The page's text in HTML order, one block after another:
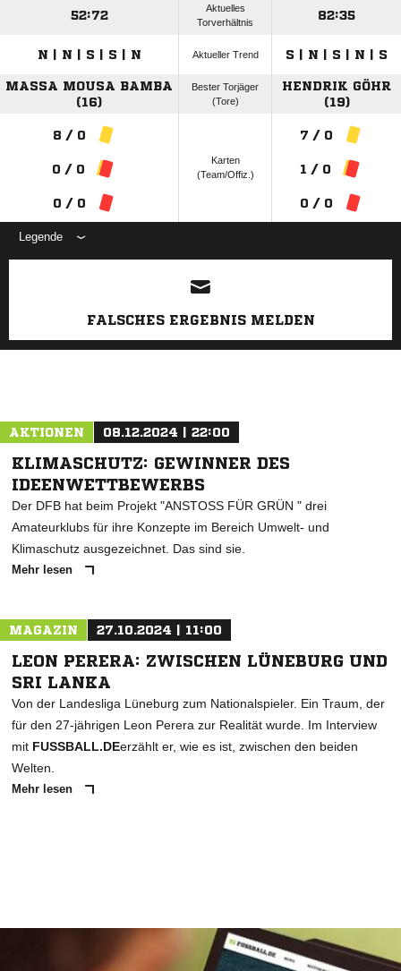
52:72
Aktuelles
Torverhältnis
82:35
N | N | S | S | N Aktueller Trend S | N | S | N | S
MASSA MOUSA BAMBA
(16)
Bester Torjäger
(Tore)
HENDRIK GÖHR
(19)
8 / 0
0 / 0
0 / 0
Karten
(Team/Offiz.)
7 / 0
1 / 0
0 / 0
Legende
ANZEIGE
FALSCHES ERGEBNIS MELDEN
AKTIONEN 08.12.2024 | 22:00
KLIMASCHUTZ: GEWINNER DES
IDEENWETTBEWERBS
Der DFB hat beim Projekt "ANSTOSS FÜR GRÜN " drei
Amateurklubs für ihre Konzepte im Bereich Umwelt- und
Klimaschutz ausgezeichnet. Das sind sie.
Mehr lesen
MAGAZIN 27.10.2024 | 11:00
LEON PERERA: ZWISCHEN LÜNEBURG UND
SRI LANKA
Von der Landesliga Lüneburg zum Nationalspieler. Ein Traum, der
für den 27-jährigen Leon Perera zur Realität wurde. Im Interview
mit FUSSBALL.DEerzählt er, wie es ist, zwischen den beiden
Welten.
Mehr lesen